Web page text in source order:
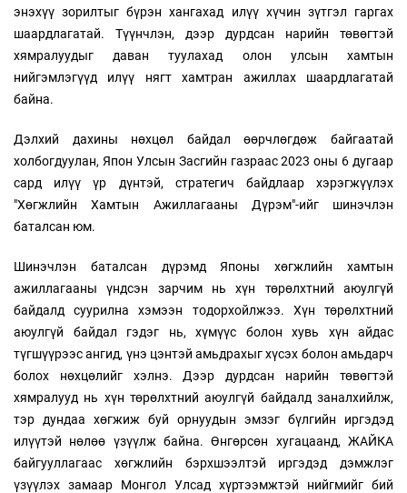
энэхүү зорилтыг бүрэн хангахад илүү хүчин зүтгэл гаргах
шаардлагатай. Түүнчлэн, дээр дурдсан нарийн төвөгтэй
хямралуудыг даван туулахад олон улсын хамтын
нийгэмлэгүүд илүү нягт хамтран ажиллах шаардлагатай
байна.
Дэлхий дахины нөхцөл байдал өөрчлөгдөж байгаатай
холбогдуулан, Япон Улсын Засгийн газраас 2023 оны 6 дугаар
сард илүү үр дүнтэй, стратегич байдлаар хэрэгжүүлэх
"Хөгжлийн Хамтын Ажиллагааны Дүрэм"-ийг шинэчлэн
баталсан юм.
Шинэчлэн баталсан дүрэмд Японы хөгжлийн хамтын
ажиллагааны үндсэн зарчим нь хүн төрөлхтний аюулгүй
байдалд суурилна хэмээн тодорхойлжээ. Хүн төрөлхтний
аюулгүй байдал гэдэг нь, хүмүүс болон хувь хүн айдас
түгшүүрээс ангид, үнэ цэнтэй амьдрахыг хүсэх болон амьдарч
болох нөхцөлийг хэлнэ. Дээр дурдсан нарийн төвөгтэй
хямралууд нь хүн төрөлхтний аюулгүй байдалд заналхийлж,
тэр дундаа хөгжиж буй орнуудын эмзэг бүлгийн иргэдэд
илүүтэй нөлөө үзүүлж байна. Өнгөрсөн хугацаанд, ЖАЙКА
байгууллагаас хөгжлийн бэрхшээлтэй иргэдэд дэмжлэг
үзүүлэх замаар Монгол Улсад хүртээмжтэй нийгмийг бий